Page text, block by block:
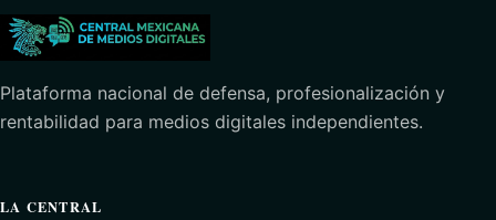
Plataforma nacional de defensa, profesionalización y
rentabilidad para medios digitales independientes.
LA CENTRAL